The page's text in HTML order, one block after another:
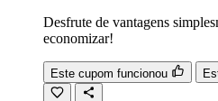
Desfrute de vantagens
economizar!
Este cupom funcionou